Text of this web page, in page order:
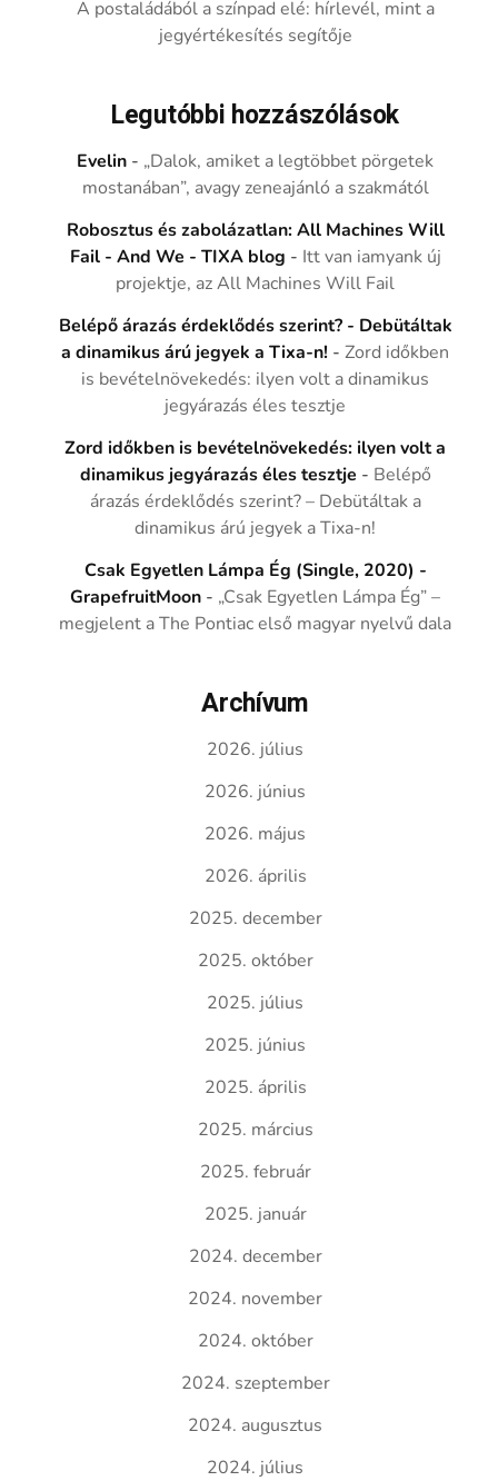
A postaládából a színpad elé: hírlevél, mint a
jegyértékesítés segítője
Legutóbbi hozzászólások
Evelin - „Dalok, amiket a legtöbbet pörgetek
mostanában”, avagy zeneajánló a szakmától
Robosztus és zabolázatlan: All Machines Will
Fail - And We - TIXA blog - Itt van iamyank új
projektje, az All Machines Will Fail
Belépő árazás érdeklődés szerint? - Debütáltak
a dinamikus árú jegyek a Tixa-n! -Zord időkben
is bevételnövekedés: ilyen volt a dinamikus
jegyárazás éles tesztje
Zord időkben is bevételnövekedés: ilyen volt a
dinamikus jegyárazás éles tesztje - Belépő
árazás érdeklődés szerint? – Debütáltak a
dinamikus árú jegyek a Tixa-n!
Csak Egyetlen Lámpa Ég (Single, 2020) -
GrapefruitMoon - „Csak Egyetlen Lámpa Ég” –
megjelent a The Pontiac első magyar nyelvű dala
Archívum
2026. július
2026. június
2026. május
2026. április
2025. december
2025. október
2025. július
2025. június
2025. április
2025. március
2025. február
2025. január
2024. december
2024. november
2024. október
2024. szeptember
2024. augusztus
2024. július